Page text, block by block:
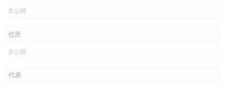
非公開
住所
非公開
代表